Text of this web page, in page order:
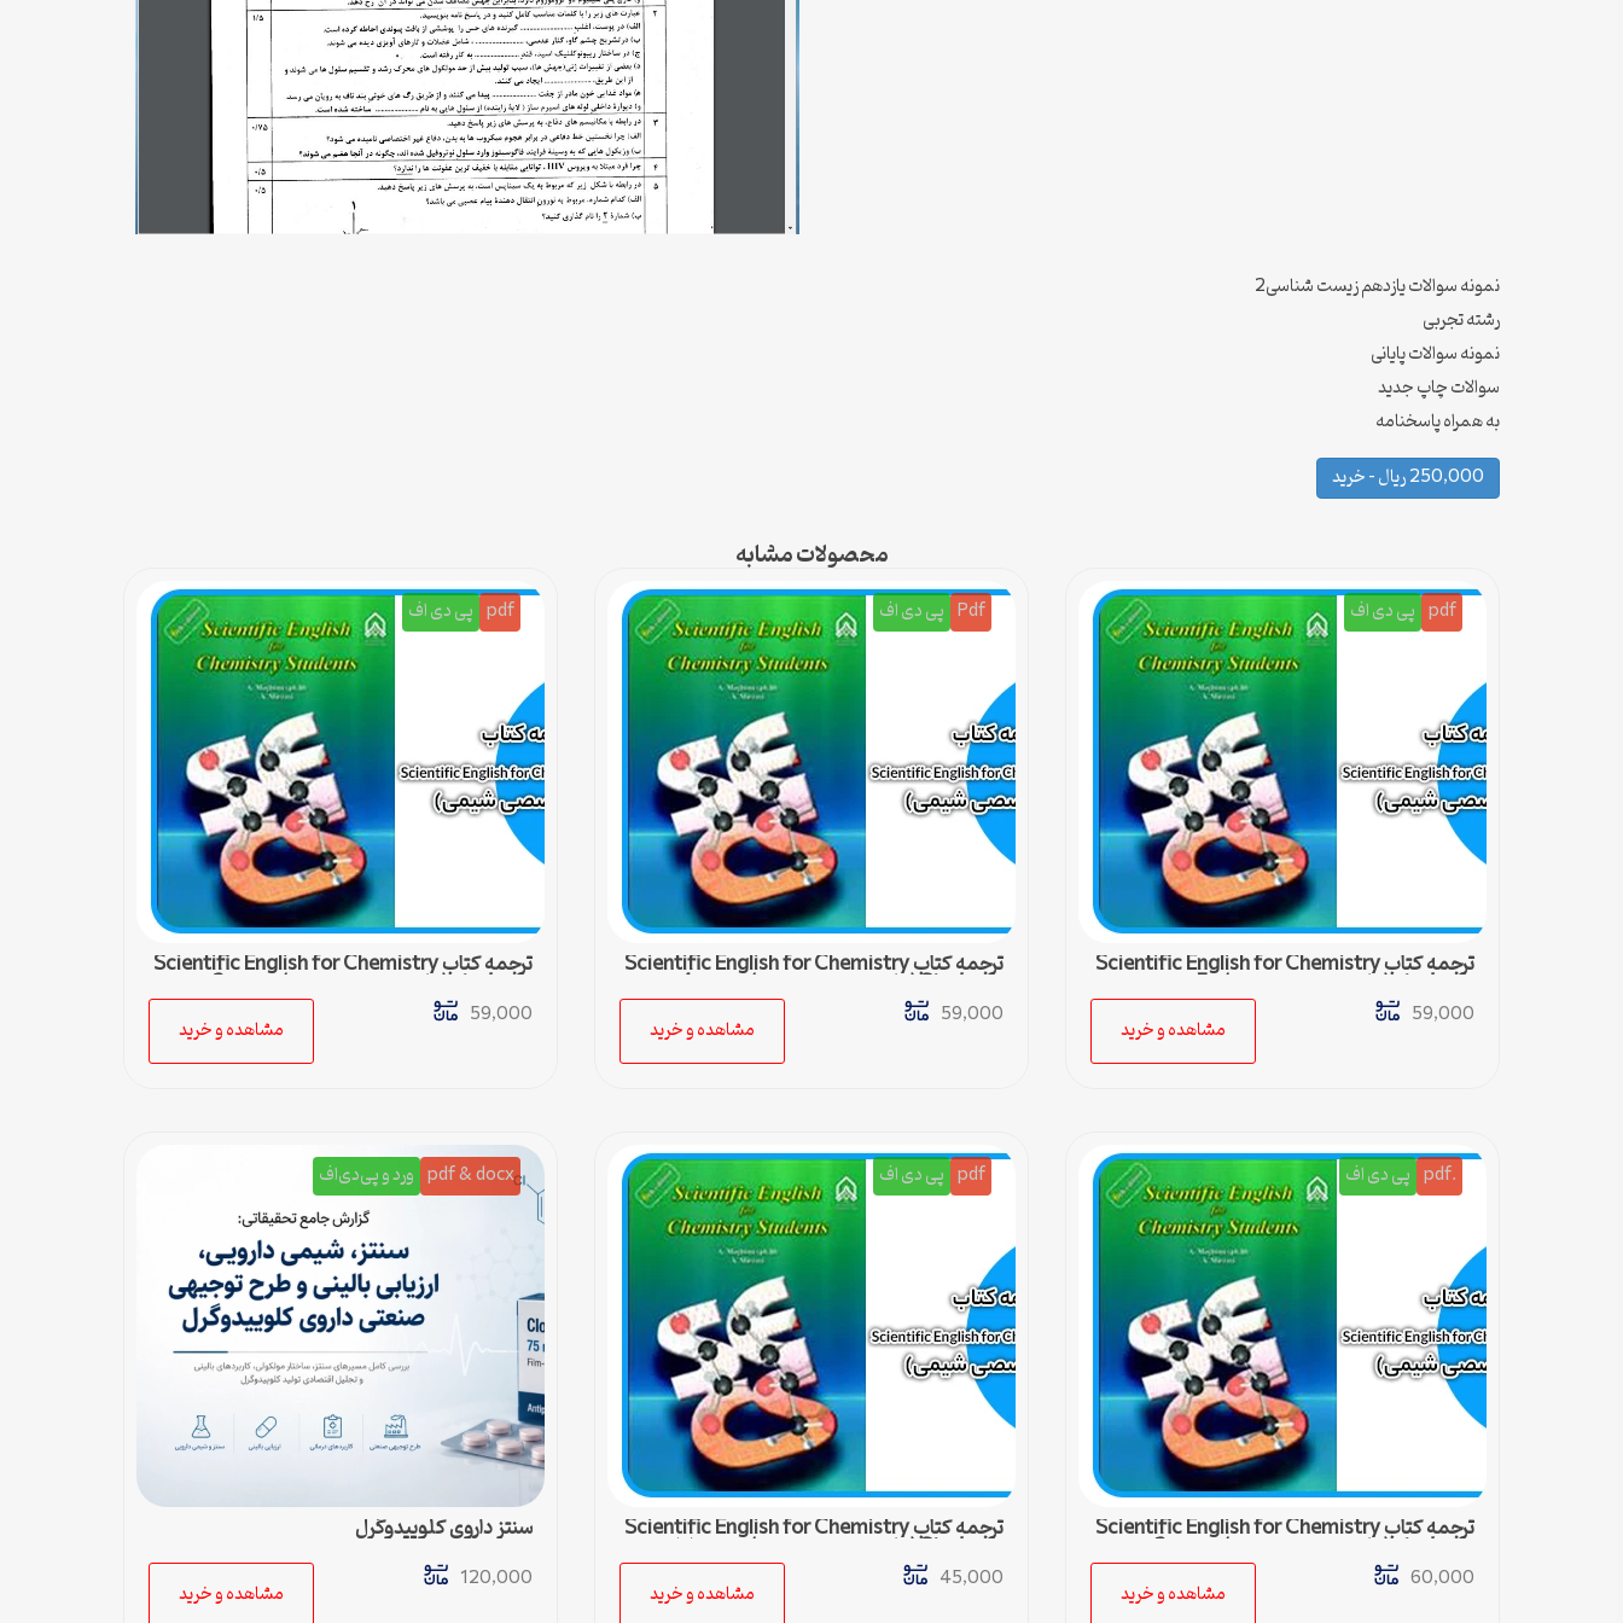
نمونه سوالات یازدهم زیست شناسی2
رشته تجربی
نمونه سوالات پایانی
سوالات چاپ جدید
به همراه پاسخنامه
250,000 ریال – خرید
محصولات مشابه
pdf پی دی اف
ترجمه کتاب Scientific English for Chemistry
students (زبان تخصصی شیمی) – 5
59,000
مشاهده و خرید
Pdf پی دی اف
ترجمه کتاب Scientific English for Chemistry
Students (زبان تخصصی شیمی) – درس 4
59,000
مشاهده و خرید
pdf پی دی اف
ترجمه کتاب Scientific English for Chemistry
students (زبان تخصصی شیمی) – درس 3
59,000
مشاهده و خرید
.pdf پی دی اف
ترجمه کتاب Scientific English for Chemistry
students (زبان تخصصی شیمی) – درس 2
60,000
مشاهده و خرید
pdf پی دی اف
ترجمه کتاب Scientific English for Chemistry
Students (زبان تخصصی شیمی) – درس اول
45,000
مشاهده و خرید
pdf & docx ورد و پی‌دی‌اف
سنتز داروی کلوپیدوگرل
120,000
مشاهده و خرید